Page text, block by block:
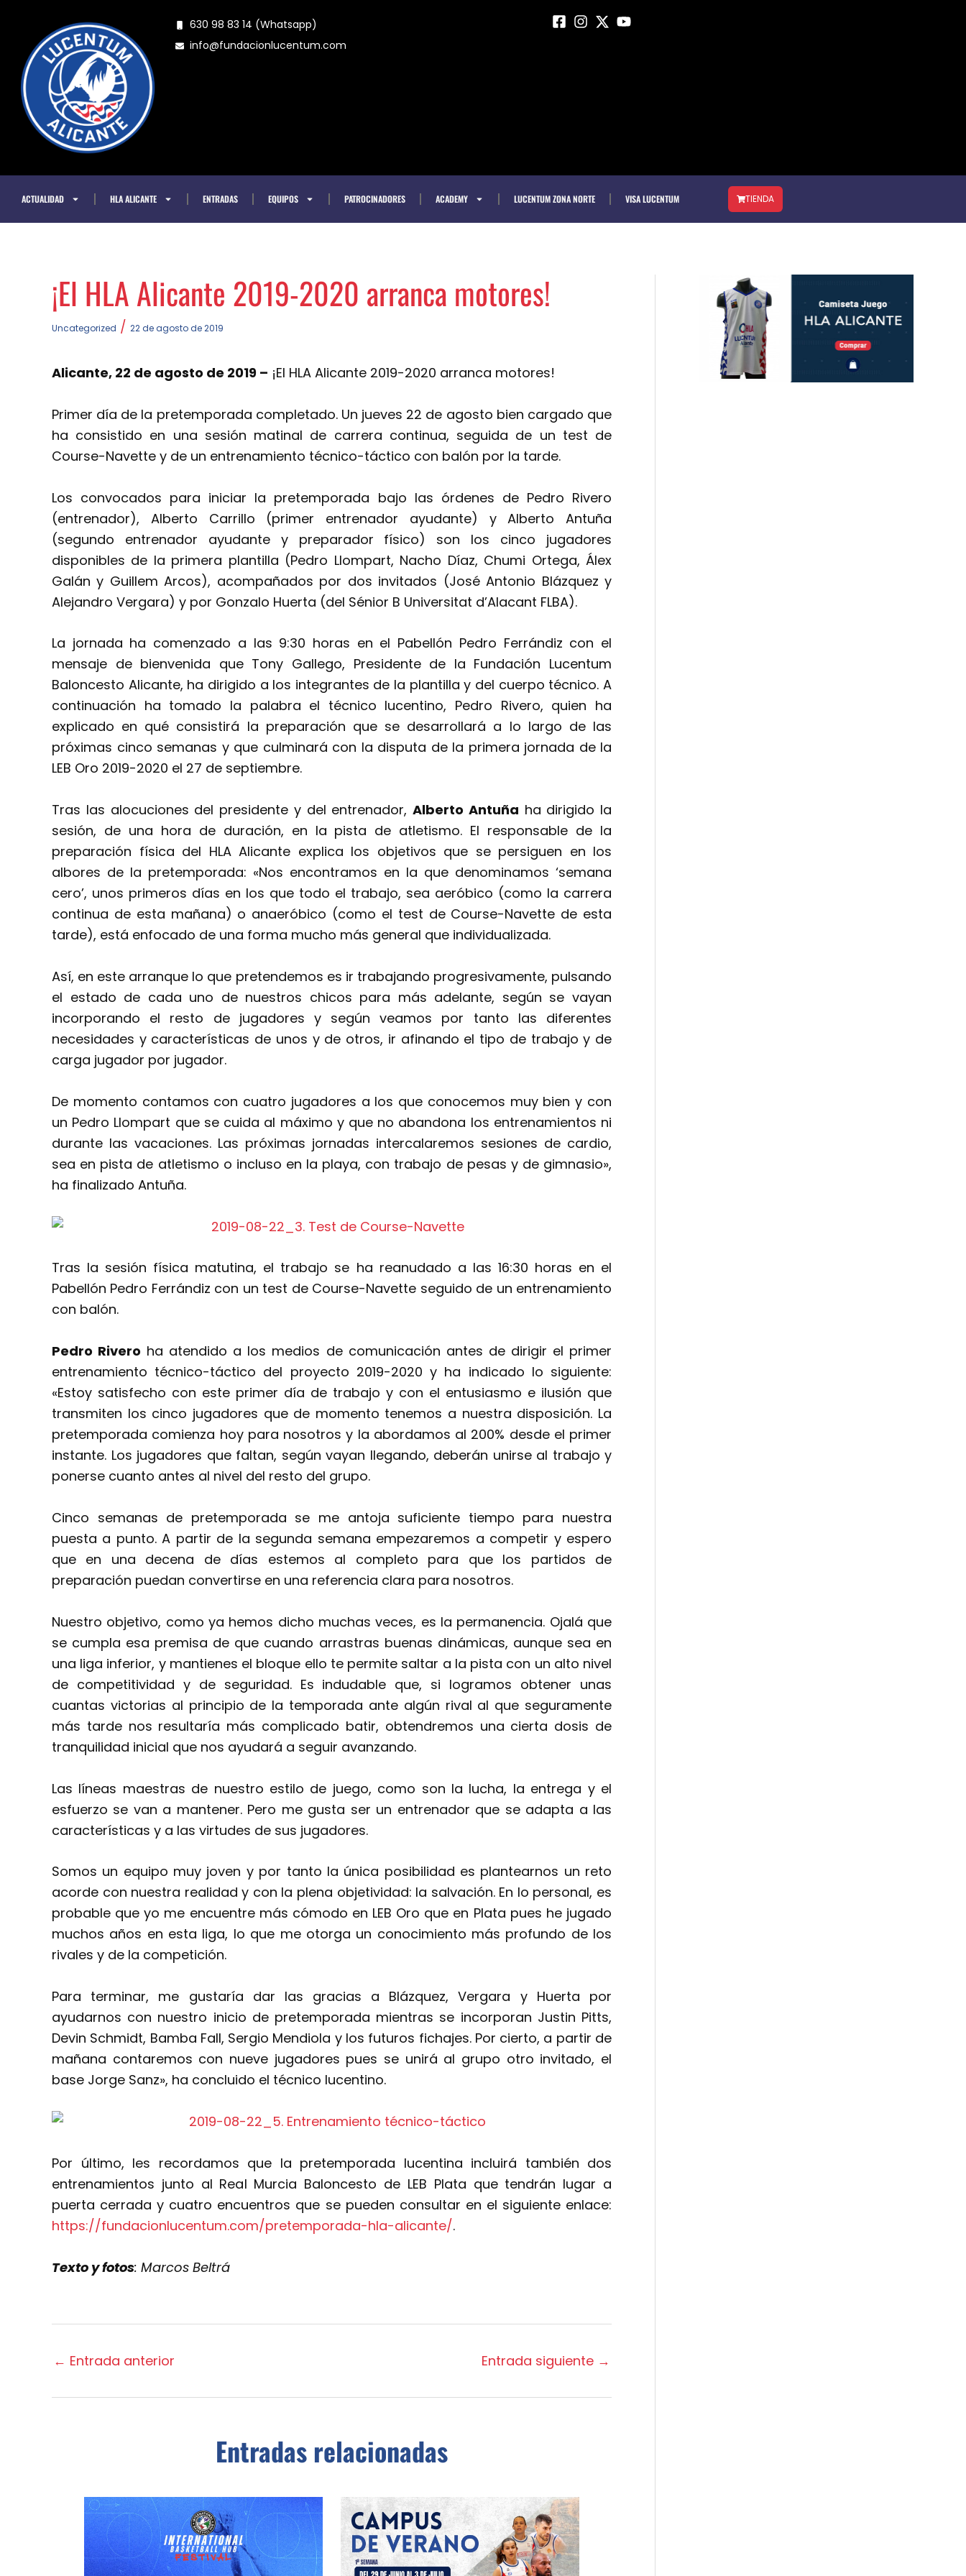
contenido
630 98 83 14 (Whatsapp)
info@fundacionlucentum.com
ACTUALIDAD HLA ALICANTE ENTRADAS EQUIPOS PATROCINADORES ACADEMY LUCENTUM ZONA NORTE VISA LUCENTUM TIENDA
¡El HLA Alicante 2019-2020 arranca motores!
Uncategorized / 22 de agosto de 2019
Alicante, 22 de agosto de 2019 – ¡El HLA Alicante 2019-2020 arranca motores!
Primer día de la pretemporada completado. Un jueves 22 de agosto bien cargado que
ha consistido en una sesión matinal de carrera continua, seguida de un test de
Course-Navette y de un entrenamiento técnico-táctico con balón por la tarde.
Los convocados para iniciar la pretemporada bajo las órdenes de Pedro Rivero
(entrenador), Alberto Carrillo (primer entrenador ayudante) y Alberto Antuña
(segundo entrenador ayudante y preparador físico) son los cinco jugadores
disponibles de la primera plantilla (Pedro Llompart, Nacho Díaz, Chumi Ortega, Álex
Galán y Guillem Arcos), acompañados por dos invitados (José Antonio Blázquez y
Alejandro Vergara) y por Gonzalo Huerta (del Sénior B Universitat d’Alacant FLBA).
La jornada ha comenzado a las 9:30 horas en el Pabellón Pedro Ferrándiz con el
mensaje de bienvenida que Tony Gallego, Presidente de la Fundación Lucentum
Baloncesto Alicante, ha dirigido a los integrantes de la plantilla y del cuerpo técnico. A
continuación ha tomado la palabra el técnico lucentino, Pedro Rivero, quien ha
explicado en qué consistirá la preparación que se desarrollará a lo largo de las
próximas cinco semanas y que culminará con la disputa de la primera jornada de la
LEB Oro 2019-2020 el 27 de septiembre.
Tras las alocuciones del presidente y del entrenador, Alberto Antuña ha dirigido la
sesión, de una hora de duración, en la pista de atletismo. El responsable de la
preparación física del HLA Alicante explica los objetivos que se persiguen en los
albores de la pretemporada: «Nos encontramos en la que denominamos ‘semana
cero’, unos primeros días en los que todo el trabajo, sea aeróbico (como la carrera
continua de esta mañana) o anaeróbico (como el test de Course-Navette de esta
tarde), está enfocado de una forma mucho más general que individualizada.
Así, en este arranque lo que pretendemos es ir trabajando progresivamente, pulsando
el estado de cada uno de nuestros chicos para más adelante, según se vayan
incorporando el resto de jugadores y según veamos por tanto las diferentes
necesidades y características de unos y de otros, ir afinando el tipo de trabajo y de
carga jugador por jugador.
De momento contamos con cuatro jugadores a los que conocemos muy bien y con
un Pedro Llompart que se cuida al máximo y que no abandona los entrenamientos ni
durante las vacaciones. Las próximas jornadas intercalaremos sesiones de cardio,
sea en pista de atletismo o incluso en la playa, con trabajo de pesas y de gimnasio»,
ha finalizado Antuña.
Tras la sesión física matutina, el trabajo se ha reanudado a las 16:30 horas en el
Pabellón Pedro Ferrándiz con un test de Course-Navette seguido de un entrenamiento
con balón.
Pedro Rivero ha atendido a los medios de comunicación antes de dirigir el primer
entrenamiento técnico-táctico del proyecto 2019-2020 y ha indicado lo siguiente:
«Estoy satisfecho con este primer día de trabajo y con el entusiasmo e ilusión que
transmiten los cinco jugadores que de momento tenemos a nuestra disposición. La
pretemporada comienza hoy para nosotros y la abordamos al 200% desde el primer
instante. Los jugadores que faltan, según vayan llegando, deberán unirse al trabajo y
ponerse cuanto antes al nivel del resto del grupo.
Cinco semanas de pretemporada se me antoja suficiente tiempo para nuestra
puesta a punto. A partir de la segunda semana empezaremos a competir y espero
que en una decena de días estemos al completo para que los partidos de
preparación puedan convertirse en una referencia clara para nosotros.
Nuestro objetivo, como ya hemos dicho muchas veces, es la permanencia. Ojalá que
se cumpla esa premisa de que cuando arrastras buenas dinámicas, aunque sea en
una liga inferior, y mantienes el bloque ello te permite saltar a la pista con un alto nivel
de competitividad y de seguridad. Es indudable que, si logramos obtener unas
cuantas victorias al principio de la temporada ante algún rival al que seguramente
más tarde nos resultaría más complicado batir, obtendremos una cierta dosis de
tranquilidad inicial que nos ayudará a seguir avanzando.
Las líneas maestras de nuestro estilo de juego, como son la lucha, la entrega y el
esfuerzo se van a mantener. Pero me gusta ser un entrenador que se adapta a las
características y a las virtudes de sus jugadores.
Somos un equipo muy joven y por tanto la única posibilidad es plantearnos un reto
acorde con nuestra realidad y con la plena objetividad: la salvación. En lo personal, es
probable que yo me encuentre más cómodo en LEB Oro que en Plata pues he jugado
muchos años en esta liga, lo que me otorga un conocimiento más profundo de los
rivales y de la competición.
Para terminar, me gustaría dar las gracias a Blázquez, Vergara y Huerta por
ayudarnos con nuestro inicio de pretemporada mientras se incorporan Justin Pitts,
Devin Schmidt, Bamba Fall, Sergio Mendiola y los futuros fichajes. Por cierto, a partir de
mañana contaremos con nueve jugadores pues se unirá al grupo otro invitado, el
base Jorge Sanz», ha concluido el técnico lucentino.
Por último, les recordamos que la pretemporada lucentina incluirá también dos
entrenamientos junto al Real Murcia Baloncesto de LEB Plata que tendrán lugar a
puerta cerrada y cuatro encuentros que se pueden consultar en el siguiente enlace:
https://fundacionlucentum.com/pretemporada-hla-alicante/.
Texto y fotos: Marcos Beltrá
← Entrada anterior Entrada siguiente →
Entradas relacionadas